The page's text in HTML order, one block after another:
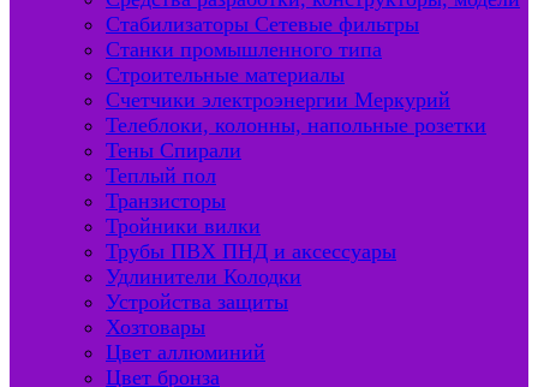
Стабилизаторы Сетевые фильтры
Станки промышленного типа
Строительные материалы
Счетчики электроэнергии Меркурий
Телеблоки, колонны, напольные розетки
Тены Спирали
Теплый пол
Транзисторы
Тройники вилки
Трубы ПВХ ПНД и аксессуары
Удлинители Колодки
Устройства защиты
Хозтовары
Цвет аллюминий
Цвет бронза